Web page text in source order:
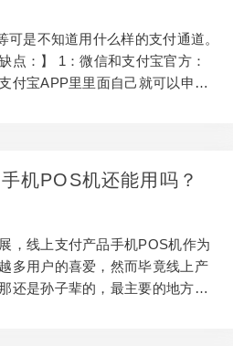
，...
是不知道用什么样的支付通道。
点：】 1：微信和支付宝官方：
付宝APP里里面自己就可以申请
式，所有资金都要经过网联或者
，容易出现通道被关闭，卡钱的
本是T+1或者D+1，...
机POS机还能用吗？
，线上支付产品手机POS机作为
多用户的喜爱，然而毕竟线上产
还是孙子辈的，最主要的地方就